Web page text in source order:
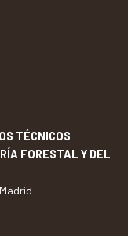
TÉCNICOS
FORESTAL Y DEL